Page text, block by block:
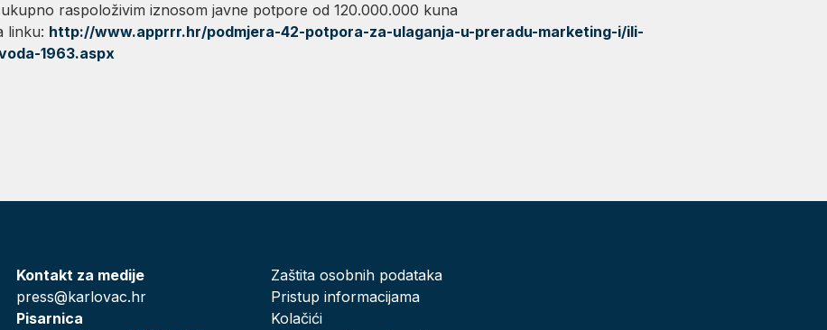
raspoloživim iznosom javne potpore od 120.000.000 kuna
linku: http://www.apprrr.hr/podmjera-42-potpora-za-ulaganja-u-preradu-marketing-i/ili-
1963.aspx
Kontakt za medije
press@karlovac.hr
Pisarnica
Zaštita osobnih podataka
Pristup informacijama
Kolačići